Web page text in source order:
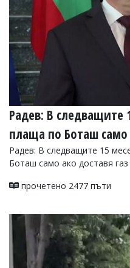
Радев: В следващите
плаща по Боташ само
Радев: В следващите 15
Боташ само ако доставя газ
прочетено 2477 пъти